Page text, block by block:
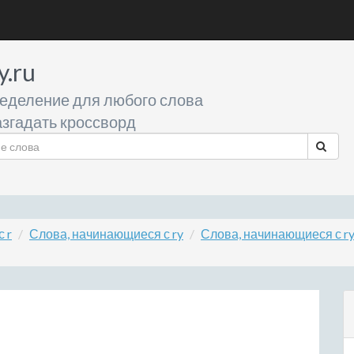
для любого слова
кроссворд
r Слова, начинающиеся с ry Слова, начинающиеся с